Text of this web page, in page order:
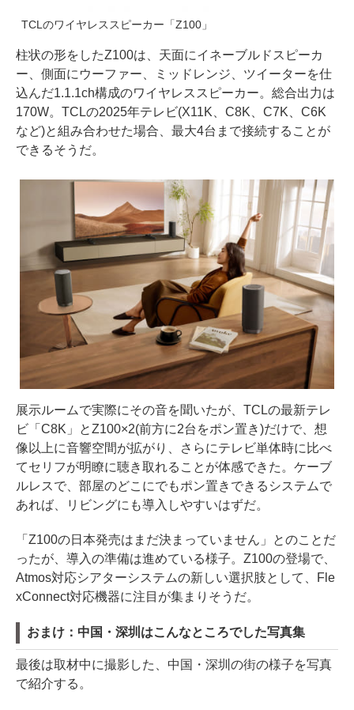
TCLのワイヤレススピーカー「Z100」
柱状の形をしたZ100は、天面にイネーブルドスピーカ
ー、側面にウーファー、ミッドレンジ、ツイーターを仕
込んだ1.1.1ch構成のワイヤレススピーカー。総合出力は
170W。TCLの2025年テレビ(X11K、C8K、C7K、C6K
など)と組み合わせた場合、最大4台まで接続することが
できるそうだ。
展示ルームで実際にその音を聞いたが、TCLの最新テレ
ビ「C8K」とZ100×2(前方に2台をポン置き)だけで、想
像以上に音響空間が拡がり、さらにテレビ単体時に比べ
てセリフが明瞭に聴き取れることが体感できた。ケーブ
ルレスで、部屋のどこにでもポン置きできるシステムで
あれば、リビングにも導入しやすいはずだ。
「Z100の日本発売はまだ決まっていません」とのことだ
ったが、導入の準備は進めている様子。Z100の登場で、
Atmos対応シアターシステムの新しい選択肢として、Fle
xConnect対応機器に注目が集まりそうだ。
おまけ：中国・深圳はこんなところでした写真集
最後は取材中に撮影した、中国・深圳の街の様子を写真
で紹介する。